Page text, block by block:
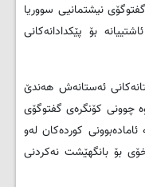
نیشتمانیی سووریا
بۆ پێکدادانه‌کانی
ئه‌ستانه‌ش هه‌ندێ
چوونی کۆنگره‌ی گفتوگۆی
کورده‌کان له‌و
بۆ بانگهێشت نه‌کردنی